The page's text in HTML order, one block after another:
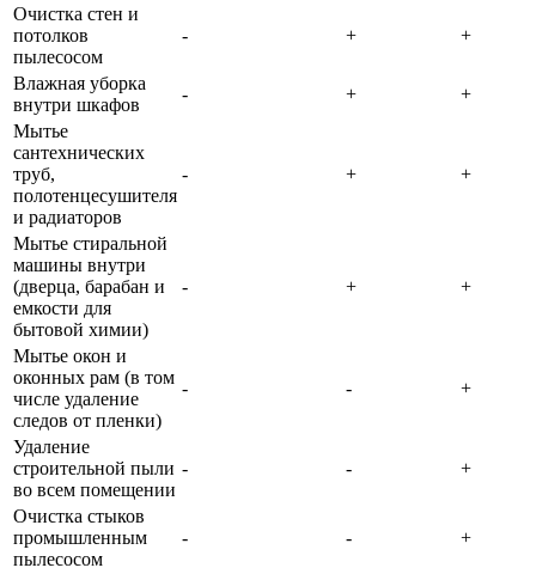
Очистка стен и
потолков
пылесосом
- + +
Влажная уборка
внутри шкафов
- +
+
Мытье
сантехнических
труб,
полотенцесушителя
и радиаторов
- + +
Мытье стиральной
машины внутри
(дверца, барабан и
емкости для
бытовой химии)
- + +
Мытье окон и
оконных рам (в том
числе удаление
следов от пленки)
- - +
Удаление
строительной пыли
во всем помещении
- - +
Очистка стыков
промышленным
пылесосом
- - +